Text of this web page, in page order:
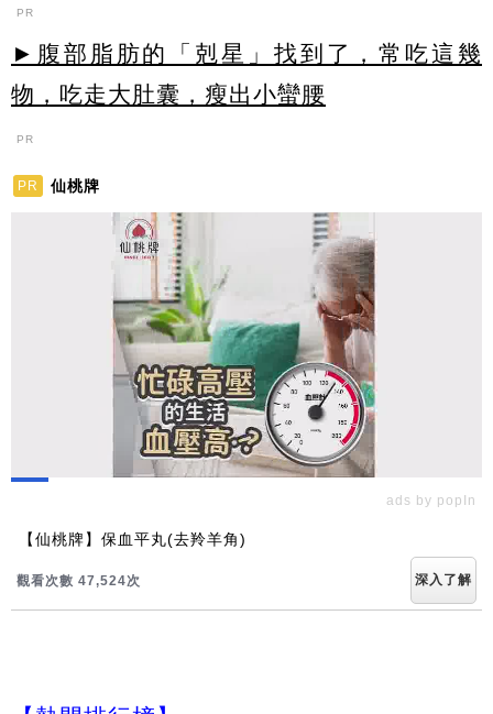
PR
►腹部脂肪的「剋星」找到了，常吃這幾
物，吃走大肚囊，瘦出小蠻腰
PR
PR 仙桃牌
ads by popIn
【仙桃牌】保血平丸(去羚羊角)
觀看次數 47,524次 深入了解